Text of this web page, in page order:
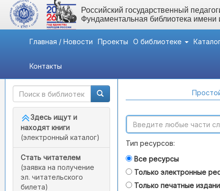
Российский государственный
Фундаментальная библиотека
Главная / Новости Проекты О библиотеке
Контакты
Быстрый доступ
Здесь ищут и
находят книги
(электронный каталог)
Стать читателем
(заявка на получение
эл. читательского
билета)
Тип ресурсов:
Все ресурсы
Только электронные
Только печатные